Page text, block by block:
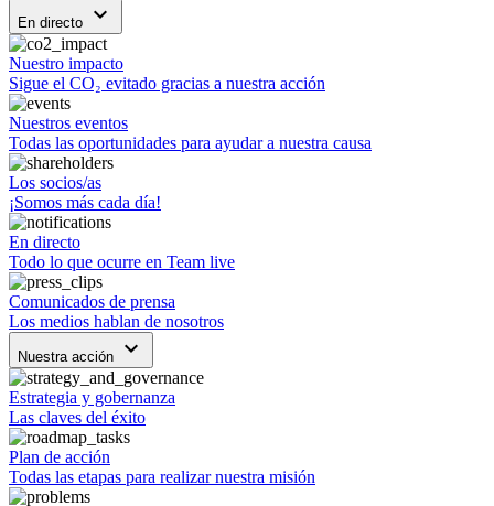
En directo keyboard_arrow_down
Nuestro impacto
Sigue el CO₂ evitado gracias a nuestra acción
Nuestros eventos
Todas las oportunidades para ayudar a nuestra causa
Los socios/as
¡Somos más cada día!
En directo
Todo lo que ocurre en Team live
Comunicados de prensa
Los medios hablan de nosotros
Nuestra acción keyboard_arrow_down
Estrategia y gobernanza
Las claves del éxito
Plan de acción
Todas las etapas para realizar nuestra misión